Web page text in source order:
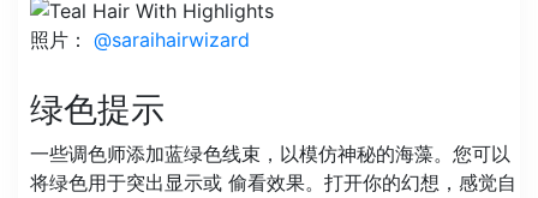
照片： @saraihairwizard
绿色提示
一些调色师添加蓝绿色线束，以模仿神秘的海藻。您可以
将绿色用于突出显示或 偷看效果。打开你的幻想，感觉自